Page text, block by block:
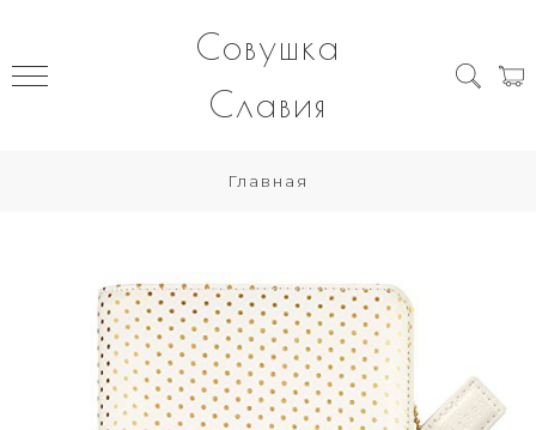
Совушка
Славия
Главная